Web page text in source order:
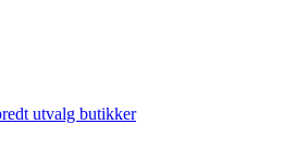
utvalg butikker